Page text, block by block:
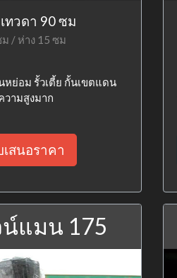
ทวดา 90 ซม
/ ห่าง 15 ซม
หย่อม รั้วเตี้ย กั้นเขตแดน
วามสูงมาก
สนอราคา
แมน 175